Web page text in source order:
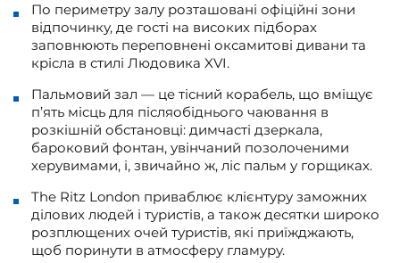
По периметру залу розташовані офіційні зони
відпочинку, де гості на високих підборах
заповнюють переповнені оксамитові дивани та
крісла в стилі Людовика XVI.
Пальмовий зал — це тісний корабель, що вміщує
п’ять місць для післяобіднього чаювання в
розкішній обстановці: димчасті дзеркала,
бароковий фонтан, увінчаний позолоченими
херувимами, і, звичайно ж, ліс пальм у горщиках.
The Ritz London приваблює клієнтуру заможних
ділових людей і туристів, а також десятки широко
розплющених очей туристів, які приїжджають,
щоб поринути в атмосферу гламуру.